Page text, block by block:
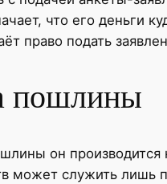
что его деньги
право подать
пошлины
он
может служить лишь